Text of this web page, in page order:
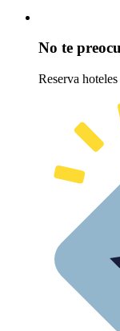
No te
Reserva